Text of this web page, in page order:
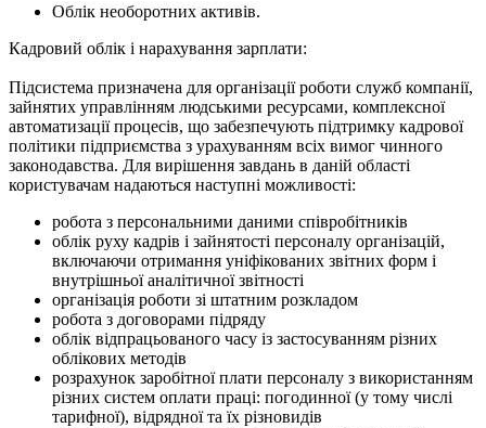
Облік необоротних активів.
Кадровий облік і нарахування зарплати:
Підсистема призначена для організації роботи служб компанії,
зайнятих управлінням людськими ресурсами, комплексної
автоматизації процесів, що забезпечують підтримку кадрової
політики підприємства з урахуванням всіх вимог чинного
законодавства. Для вирішення завдань в даній області
користувачам надаються наступні можливості:
робота з персональними даними співробітників
облік руху кадрів і зайнятості персоналу організацій,
включаючи отримання уніфікованих звітних форм і
внутрішньої аналітичної звітності
організація роботи зі штатним розкладом
робота з договорами підряду
облік відпрацьованого часу із застосуванням різних
облікових методів
розрахунок заробітної плати персоналу з використанням
різних систем оплати праці: погодинної (у тому числі
тарифної), відрядної та їх різновидів